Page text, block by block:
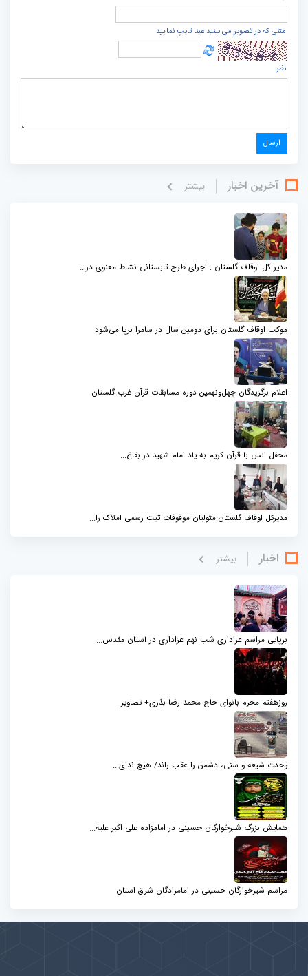
متنی که در تصویر می بینید عینا تایپ نمایید
نظر
آخرین اخبار بيشتر
مدیر کل اوقاف گلستان : اجرای طرح تابستانی نشاط معنوی در...
موکب اوقاف گلستان برای دومین سال در سامرا برپا می‌شود
اعلام برگزیدگان چهل‌ونهمین دوره مسابقات قرآن غرب گلستان
محفل انس با قرآن کریم به یاد امام شهید در بقاع...
مدیرکل اوقاف گلستان:متولیان موقوفات ثبت رسمی املاک را...
اخبار بيشتر
برپایی مراسم عزاداری شب نهم عزاداری در آستان مقدس...
روزهفتم محرم بانوای حاج محمد رضا بذری+ تصاویر
وحدت شیعه و سنی، دشمن را عقب راند/ هیچ ندای...
همایش بزرگ شیرخوارگان حسینی در امامزاده علی اکبر علیه...
مراسم شیرخوارگان حسینی در امامزادگان شرق استان